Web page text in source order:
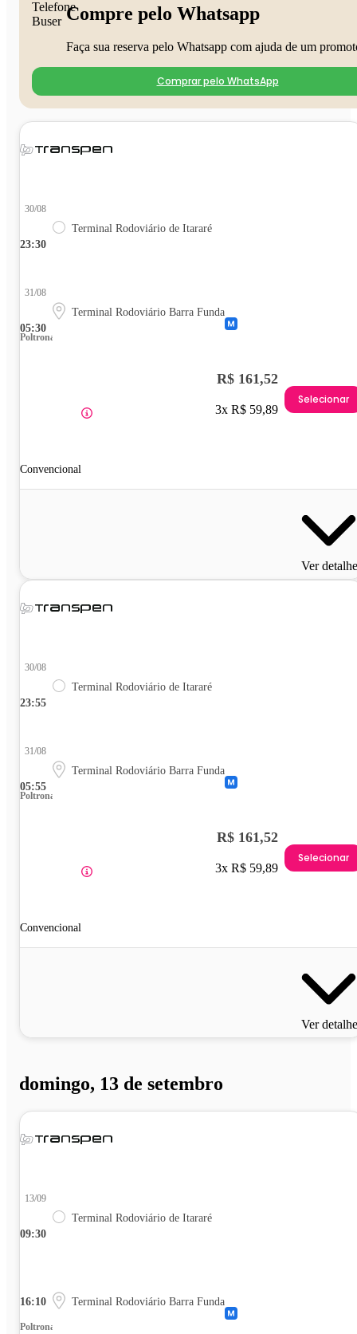
Compre pelo Whatsapp
Faça sua reserva pelo Whatsapp com ajuda de um
Comprar pelo WhatsApp
23:30
30/08
Terminal Rodoviário de Itararé
05:30
31/08
Terminal Rodoviário Barra Funda
Poltrona
Convencional
R$ 161,52
3x R$ 59,89
Selecionar
Ver
23:55
30/08
Terminal Rodoviário de Itararé
05:55
31/08
Terminal Rodoviário Barra Funda
Poltrona
Convencional
R$ 161,52
3x R$ 59,89
Selecionar
Ver
domingo, 13 de setembro
09:30
13/09
Terminal Rodoviário de Itararé
16:10 Terminal Rodoviário Barra Funda
Poltrona